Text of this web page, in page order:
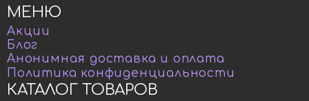
КАТАЛОГ ТОВАРОВ
МЕНЮ
Акции
Блог
Анонимная доставка и оплата
Политика конфиденциальности